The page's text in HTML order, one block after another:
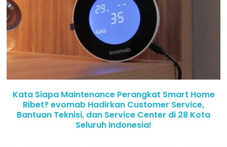
Kata Siapa Maintenance Perangkat Smart Home
Ribet? evomab Hadirkan Customer Service,
Bantuan Teknisi, dan Service Center di 28 Kota
Seluruh Indonesia!